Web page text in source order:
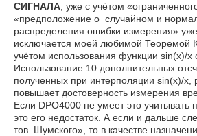
СИГНАЛА , уже с учётом
«предположение о случайном и
распределения ошибки измерения»
исключается моей любимой Теоремой
учётом использования функции sin(x)/x
Использование 10 дополнительных
полученных при интерполяции sin(x)/x,
повышает достоверность измерения
Если DPO4000 не умеет это учитывать
это его недостаток. А если и дальше
тов. Шумского», то в качестве